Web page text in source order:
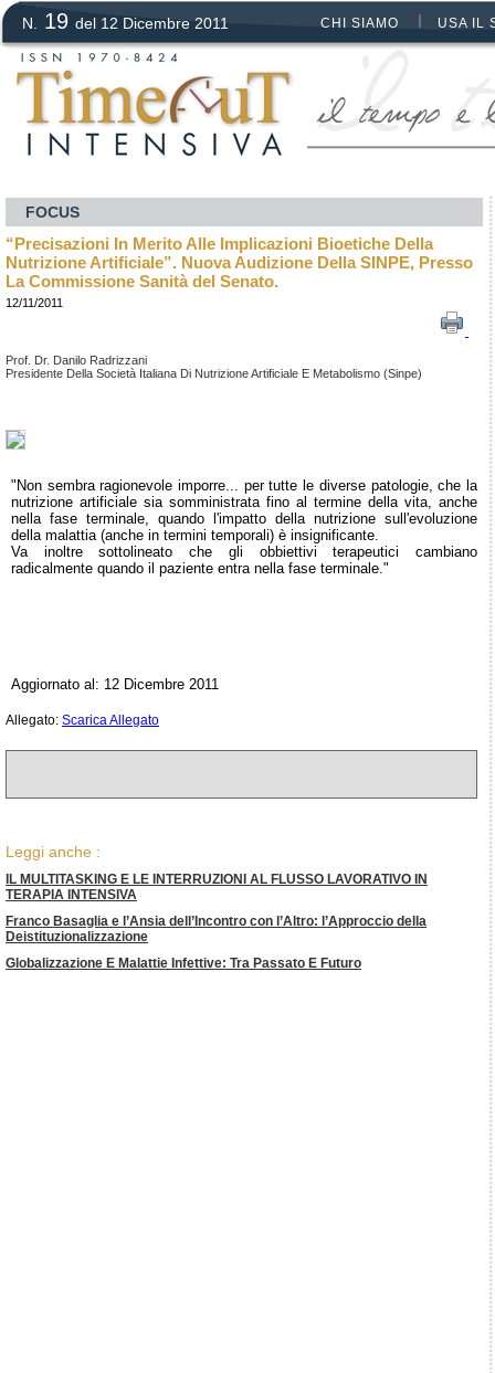
N. 19 del 12 Dicembre 2011 CHI SIAMO USA IL
FOCUS
“Precisazioni In Merito Alle Implicazioni Bioetiche Della
Nutrizione Artificiale”. Nuova Audizione Della SINPE, Presso
La Commissione Sanità del Senato.
12/11/2011
Prof. Dr. Danilo Radrizzani
Presidente Della Società Italiana Di Nutrizione Artificiale E Metabolismo (Sinpe)
"Non sembra ragionevole imporre... per tutte le diverse patologie, che la
nutrizione artificiale sia somministrata fino al termine della vita, anche
nella fase terminale, quando l'impatto della nutrizione sull'evoluzione
della malattia (anche in termini temporali) è insignificante.
Va inoltre sottolineato che gli obbiettivi terapeutici cambiano
radicalmente quando il paziente entra nella fase terminale."
Aggiornato al: 12 Dicembre 2011
Allegato: Scarica Allegato
Leggi anche :
IL MULTITASKING E LE INTERRUZIONI AL FLUSSO LAVORATIVO IN
TERAPIA INTENSIVA
Franco Basaglia e l’Ansia dell’Incontro con l’Altro: l’Approccio della
Deistituzionalizzazione
Globalizzazione E Malattie Infettive: Tra Passato E Futuro